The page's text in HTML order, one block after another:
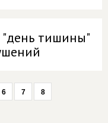
"день тишины"
6 7 8